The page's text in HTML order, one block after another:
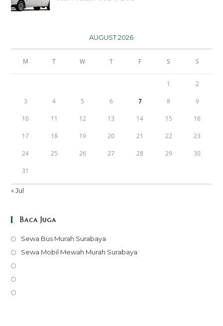
AUGUST 2026
M T W T F S S
1 2
3 4 5 6 7 8 9
10 11 12 13 14 15 16
17 18 19 20 21 22 23
24 25 26 27 28 29 30
31
« Jul
Baca Juga
Sewa Bus Murah Surabaya
in
Sewa Mobil Mewah Murah Surabaya